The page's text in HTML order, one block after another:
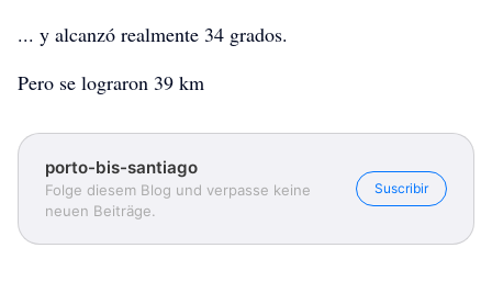
... y alcanzó realmente 34 grados.
Pero se lograron 39 km
porto-bis-santiago
Folge diesem Blog und verpasse keine
neuen Beiträge.
Suscribir